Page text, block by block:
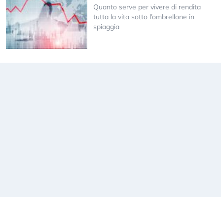
Quanto serve per vivere di rendita
tutta la vita sotto l’ombrellone in
spiaggia